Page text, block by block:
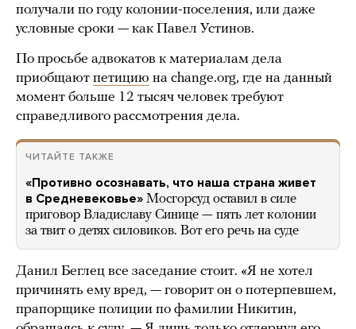
получали по году колонии-поселения, или даже
условные сроки — как Павел Устинов.
По просьбе адвокатов к материалам дела
приобщают петицию на change.org, где на данный
момент больше 12 тысяч человек требуют
справедливого рассмотрения дела.
ЧИТАЙТЕ ТАКЖЕ
«Противно осознавать, что наша страна живет
в Средневековье» Мосгорсуд оставил в силе
приговор Владиславу Синице — пять лет колонии
за твит о детях силовиков. Вот его речь на суде
Данил Беглец все заседание стоит. «Я не хотел
причинять ему вред, — говорит он о потерпевшем,
прапорщике полиции по фамилии Никитин,